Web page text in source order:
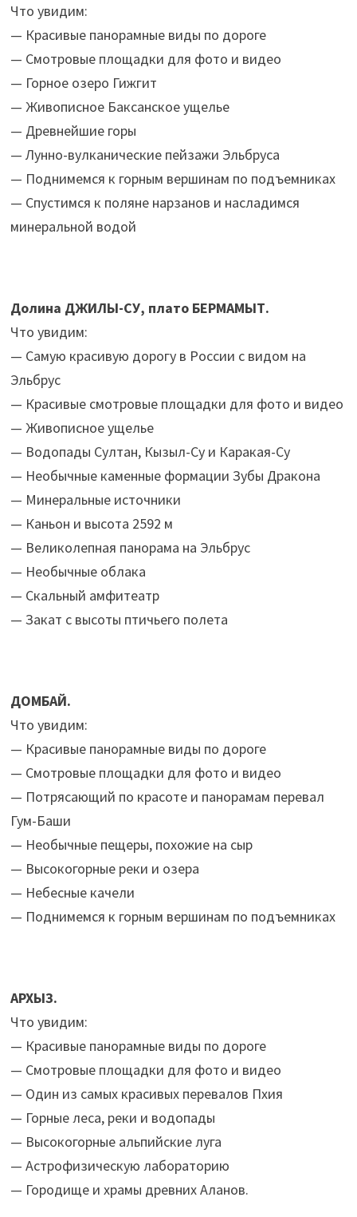
Что увидим:
— Красивые панорамные виды по дороге
— Смотровые площадки для фото и видео
— Горное озеро Гижгит
— Живописное Баксанское ущелье
— Древнейшие горы
— Лунно-вулканические пейзажи Эльбруса
— Поднимемся к горным вершинам по подъемниках
— Спустимся к поляне нарзанов и насладимся
минеральной водой
Долина ДЖИЛЫ-СУ, плато БЕРМАМЫТ.
Что увидим:
— Самую красивую дорогу в России с видом на
Эльбрус
— Красивые смотровые площадки для фото и видео
— Живописное ущелье
— Водопады Султан, Кызыл-Су и Каракая-Су
— Необычные каменные формации Зубы Дракона
— Минеральные источники
— Каньон и высота 2592 м
— Великолепная панорама на Эльбрус
— Необычные облака
— Скальный амфитеатр
— Закат с высоты птичьего полета
ДОМБАЙ.
Что увидим:
— Красивые панорамные виды по дороге
— Смотровые площадки для фото и видео
— Потрясающий по красоте и панорамам перевал
Гум-Баши
— Необычные пещеры, похожие на сыр
— Высокогорные реки и озера
— Небесные качели
— Поднимемся к горным вершинам по подъемниках
АРХЫЗ.
Что увидим:
— Красивые панорамные виды по дороге
— Смотровые площадки для фото и видео
— Один из самых красивых перевалов Пхия
— Горные леса, реки и водопады
— Высокогорные альпийские луга
— Астрофизическую лабораторию
— Городище и храмы древних Аланов.